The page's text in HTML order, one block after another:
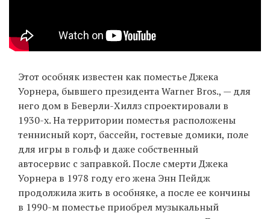
Этот особняк известен как поместье Джека
Уорнера, бывшего президента Warner Bros., — для
него дом в Беверли-Хиллз спроектировали в
1930-х. На территории поместья расположены
теннисный корт, бассейн, гостевые домики, поле
для игры в гольф и даже собственный
автосервис с заправкой. После смерти Джека
Уорнера в 1978 году его жена Энн Пейдж
продолжила жить в особняке, а после ее кончины
в 1990-м поместье приобрел музыкальный